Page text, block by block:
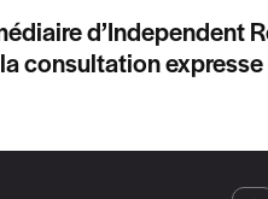
d’Independent
consultation